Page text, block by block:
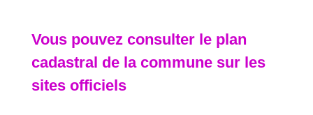
Vous pouvez consulter le plan
cadastral de la commune sur les
sites officiels